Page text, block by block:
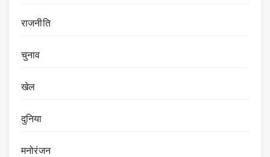
राजनीति
चुनाव
खेल
दुनिया
मनोरंजन